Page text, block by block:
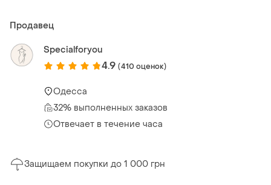
Продавец
Specialforyou
4.9 (410 оценок)
Одесса
32% выполненных заказов
Отвечает в течение часа
Защищаем покупки до 1 000 грн